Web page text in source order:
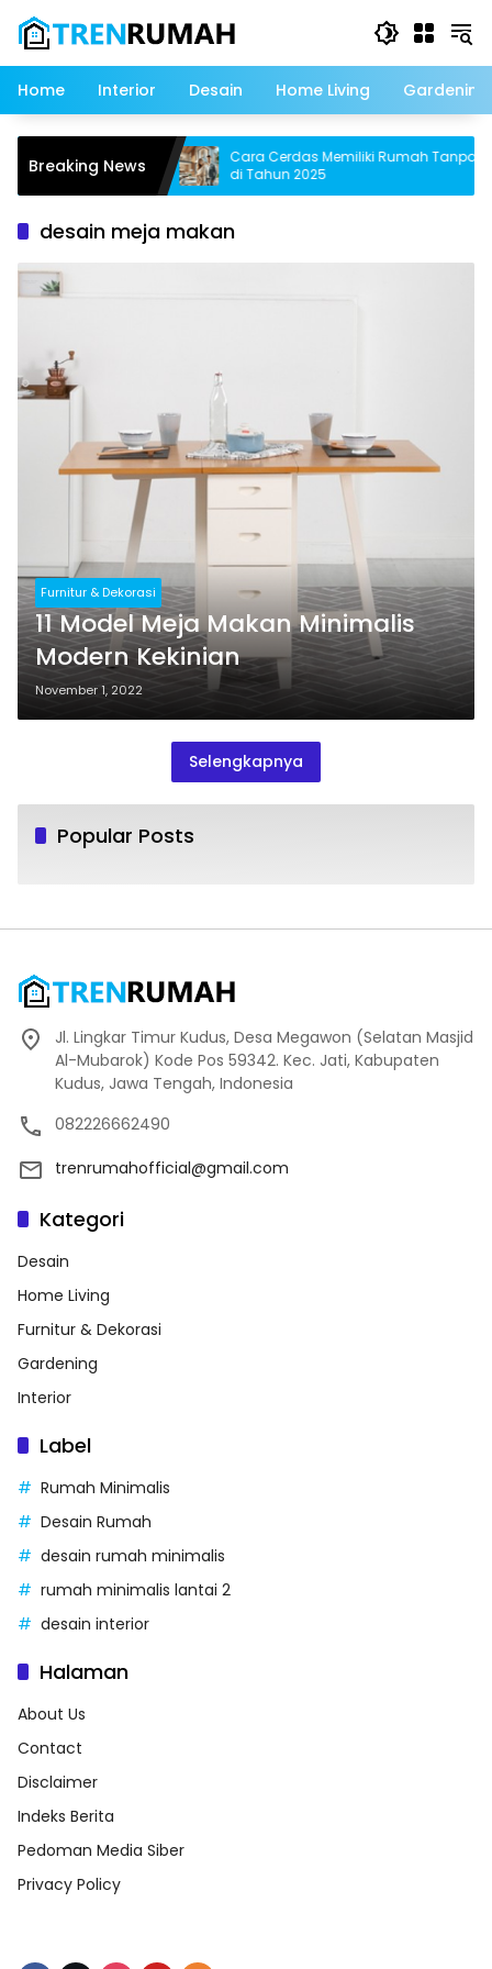
konten
Home
Interior Desain Home Living Gardening
Breaking News
Terbaik untuk
Cara Cerdas Memiliki Rumah Tanpa KPR
di Tahun 2025
desain meja makan
Furnitur & Dekorasi
11 Model Meja Makan Minimalis
Modern Kekinian
November 1, 2022
Selengkapnya
Popular Posts
Jl. Lingkar Timur Kudus, Desa Megawon (Selatan Masjid
Al-Mubarok) Kode Pos 59342. Kec. Jati, Kabupaten
Kudus, Jawa Tengah, Indonesia
082226662490
trenrumahofficial@gmail.com
Kategori
Desain
Home Living
Furnitur & Dekorasi
Gardening
Interior
Label
Rumah Minimalis
Desain Rumah
desain rumah minimalis
rumah minimalis lantai 2
desain interior
Halaman
About Us
Contact
Disclaimer
Indeks Berita
Pedoman Media Siber
Privacy Policy